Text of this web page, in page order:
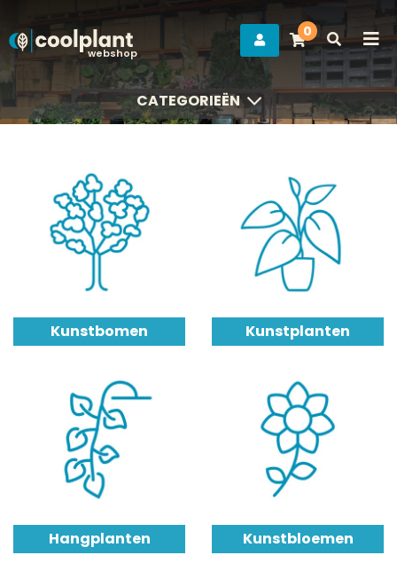
webshop
0
CATEGORIEËN
CATEGORIEËN
Kunstbomen Kunstplanten
Hangplanten Kunstbloemen